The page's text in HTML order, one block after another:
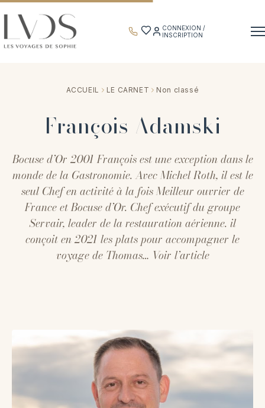
CONNEXION /
INSCRIPTION
ACCUEIL LE CARNET Non classé
François Adamski
Bocuse d’Or 2001 François est une exception dans le
monde de la Gastronomie. Avec Michel Roth, il est le
seul Chef en activité à la fois Meilleur ouvrier de
France et Bocuse d’Or. Chef exécutif du groupe
Servair, leader de la restauration aérienne. il
conçoit en 2021 les plats pour accompagner le
voyage de Thomas… Voir l’article